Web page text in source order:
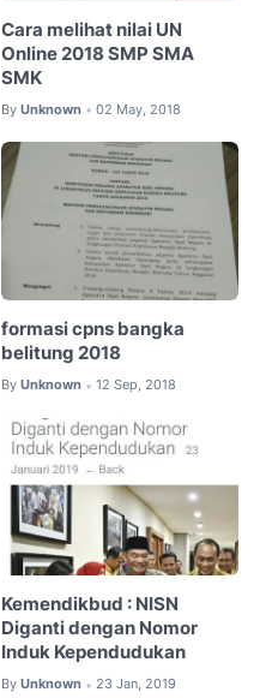
Cara melihat nilai UN
Online 2018 SMP SMA
SMK
By Unknown • 02 May, 2018
formasi cpns bangka
belitung 2018
By Unknown • 12 Sep, 2018
Kemendikbud : NISN
Diganti dengan Nomor
Induk Kependudukan
By Unknown • 23 Jan, 2019